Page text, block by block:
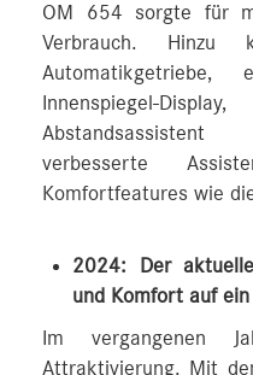
OM 654 sorgte für
Verbrauch. Hinzu
Automatikgetriebe,
Innenspiegel-
verbesserte
Komfortfeatures wie
2024: Der
und Komfort auf
Im vergangenen
Attraktivierung. Mit